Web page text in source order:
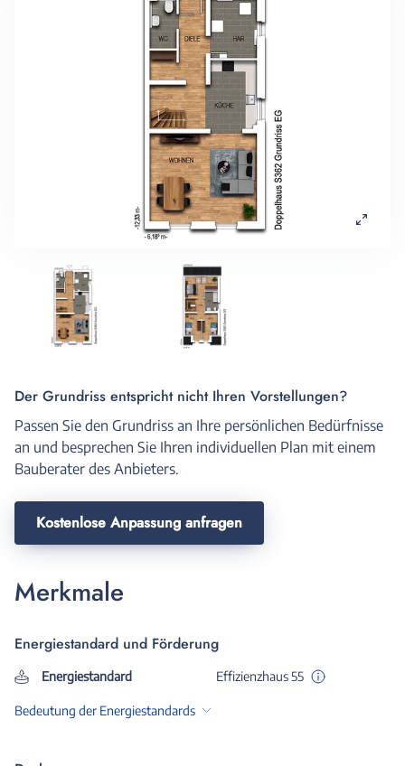
Der Grundriss entspricht nicht Ihren Vorstellungen?
Passen Sie den Grundriss an Ihre persönlichen Bedürfnisse
an und besprechen Sie Ihren individuellen Plan mit einem
Bauberater des Anbieters.
Kostenlose Anpassung anfragen
Merkmale
Energiestandard und Förderung
Energiestandard Effizienzhaus 55
Bedeutung der Energiestandards